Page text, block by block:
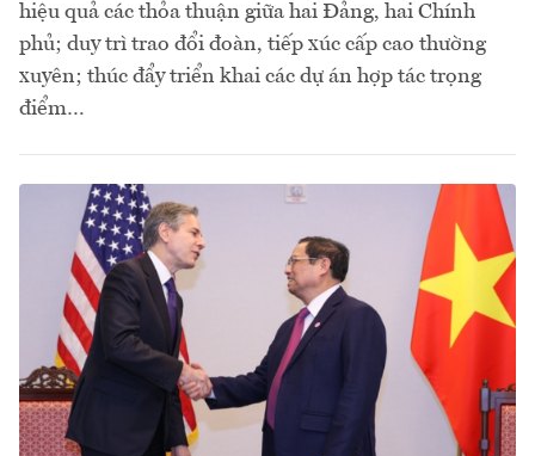
hiệu quả các thỏa thuận giữa hai Đảng, hai Chính
phủ; duy trì trao đổi đoàn, tiếp xúc cấp cao thường
xuyên; thúc đẩy triển khai các dự án hợp tác trọng
điểm…